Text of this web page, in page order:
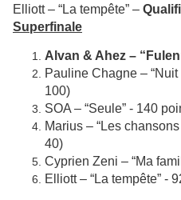
Elliott – “La tempête” –
Superfinale
Alvan & Ahez –
Pauline Chagne –
100)
SOA – “Seule” - 140
Marius – “Les
40)
Cyprien Zeni – “Ma
Elliott – “La tempête” -